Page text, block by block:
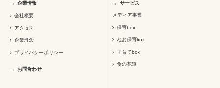
企業情報
会社概要
アクセス
企業理念
プライバシーポリシー
お問合わせ
サービス
メディア事業
保育box
ねお保育box
子育てbox
食の花道